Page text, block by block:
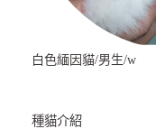
白色緬因貓/男生/w
種貓介紹